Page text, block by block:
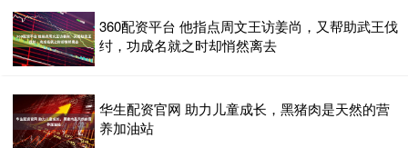
360配资平台 他指点周文王访姜尚，又帮助武王伐
纣，功成名就之时却悄然离去
华生配资官网 助力儿童成长，黑猪肉是天然的营
养加油站